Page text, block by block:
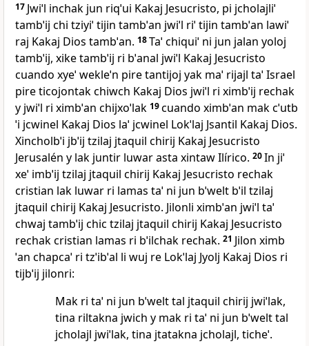
17 Jwiˈl inchak jun riqˈui Kakaj Jesucristo, pi jcholajliˈ
tambˈij chi tziyiˈ tijin tambˈan jwiˈl riˈ tijin tambˈan lawiˈ
raj Kakaj Dios tambˈan. 18Taˈ chiquiˈ ni jun jalan yoloj
tambˈij, xike tambˈij ri bˈanal jwiˈl Kakaj Jesucristo
cuando xyeˈ wekleˈn pire tantijoj yak maˈ rijajl taˈ Israel
pire ticojontak chiwch Kakaj Dios jwiˈl ri ximbˈij rechak
y jwiˈl ri ximbˈan chijxoˈlak 19cuando ximbˈan mak cˈutb
ˈi jcwinel Kakaj Dios laˈ jcwinel Lokˈlaj Jsantil Kakaj Dios.
Xincholbˈi jbˈij tzilaj jtaquil chirij Kakaj Jesucristo
Jerusalén y lak juntir luwar asta xintaw Ilírico. 20In jiˈ
xeˈ imbˈij tzilaj jtaquil chirij Kakaj Jesucristo rechak
cristian lak luwar ri lamas taˈ ni jun bˈwelt bˈil tzilaj
jtaquil chirij Kakaj Jesucristo. Jilonli ximbˈan jwiˈl taˈ
chwaj tambˈij chic tzilaj jtaquil chirij Kakaj Jesucristo
rechak cristian lamas ri bˈilchak rechak. 21 Jilon ximb
ˈan chapcaˈ ri tzˈibˈal li wuj re Lokˈlaj Jyolj Kakaj Dios ri
tijbˈij jilonri:
Mak ri taˈ ni jun bˈwelt tal jtaquil chirij jwiˈlak,
tina riltakna jwich y mak ri taˈ ni jun bˈwelt tal
jcholajl jwiˈlak, tina jtatakna jcholajl, ticheˈ.